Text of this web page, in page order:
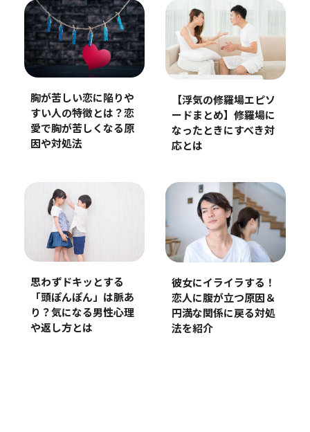
胸が苦しい恋に陥りや
すい人の特徴とは？恋
愛で胸が苦しくなる原
因や対処法
【浮気の修羅場エピソ
ードまとめ】修羅場に
なったときにすべき対
応とは
思わずドキッとする
「頭ぽんぽん」は脈あ
り？気になる男性心理
や返し方とは
彼女にイライラする！
恋人に腹が立つ原因＆
円満な関係に戻る対処
法を紹介